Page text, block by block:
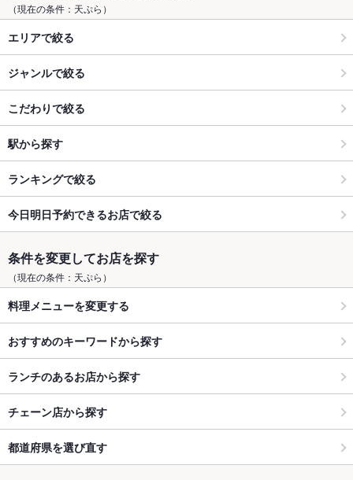
（現在の条件：天ぷら）
エリアで絞る
ジャンルで絞る
こだわりで絞る
駅から探す
ランキングで絞る
今日明日予約できるお店で絞る
条件を変更してお店を探す
（現在の条件：天ぷら）
料理メニューを変更する
おすすめのキーワードから探す
ランチのあるお店から探す
チェーン店から探す
都道府県を選び直す